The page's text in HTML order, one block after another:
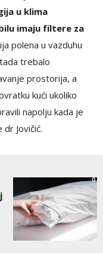
u klima
imaju filtere za
polena u vazduhu
trebalo
prostorija, a
kući ukoliko
napolju kada je
Jovičić.
0